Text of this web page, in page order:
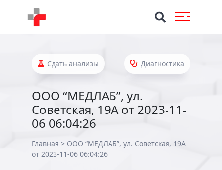
Сдать анализы Диагностика
ООО “МЕДЛАБ”, ул.
Советская, 19А от 2023-11-
06 06:04:26
Главная > ООО “МЕДЛАБ”, ул. Советская, 19А
от 2023-11-06 06:04:26